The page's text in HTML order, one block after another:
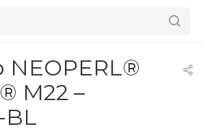
NEOPERL®
M22 –
BL